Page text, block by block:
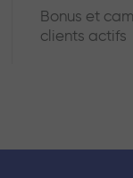
Bonus et
clients actifs